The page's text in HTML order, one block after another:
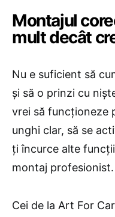
Montajul
mult decât
Nu e suficient să
și să o prinzi cu
vrei să funcționeze
unghi clar, să se
ți încurce alte
montaj profesionist.
Cei de la Art For